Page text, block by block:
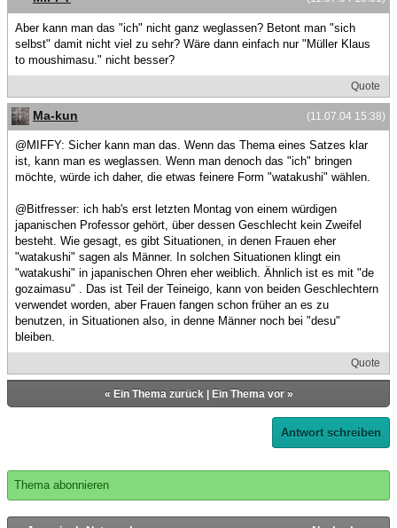
Aber kann man das "ich" nicht ganz weglassen? Betont man "sich
selbst" damit nicht viel zu sehr? Wäre dann einfach nur "Müller Klaus
to moushimasu." nicht besser?
Quote
(11.07.04 15:38)
Ma-kun
@MIFFY: Sicher kann man das. Wenn das Thema eines Satzes klar
ist, kann man es weglassen. Wenn man denoch das "ich" bringen
möchte, würde ich daher, die etwas feinere Form "watakushi" wählen.
@Bitfresser: ich hab's erst letzten Montag von einem würdigen
japanischen Professor gehört, über dessen Geschlecht kein Zweifel
besteht. Wie gesagt, es gibt Situationen, in denen Frauen eher
"watakushi" sagen als Männer. In solchen Situationen klingt ein
"watakushi" in japanischen Ohren eher weiblich. Ähnlich ist es mit "de
gozaimasu" . Das ist Teil der Teineigo, kann von beiden Geschlechtern
verwendet worden, aber Frauen fangen schon früher an es zu
benutzen, in Situationen also, in denne Männer noch bei "desu"
bleiben.
Quote
« Ein Thema zurück| Ein Thema vor»
Antwort schreiben
Thema abonnieren